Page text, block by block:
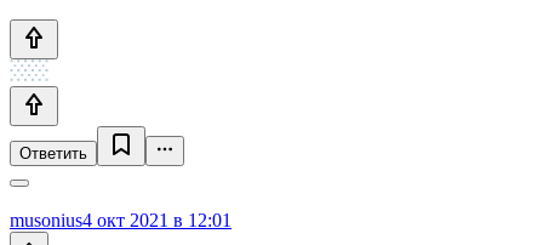
Ответить
musonius4 окт 2021 в 12:01